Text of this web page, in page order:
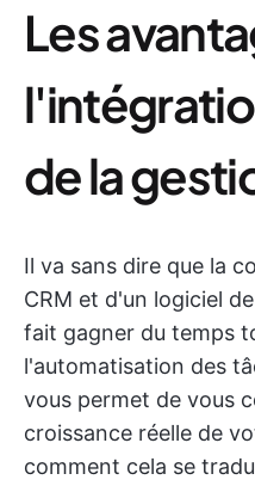
Les
de la
Il va sans dire que la
CRM et d'un logiciel
fait gagner du temps
l'automatisation des
vous permet de vous
croissance réelle de
comment cela se